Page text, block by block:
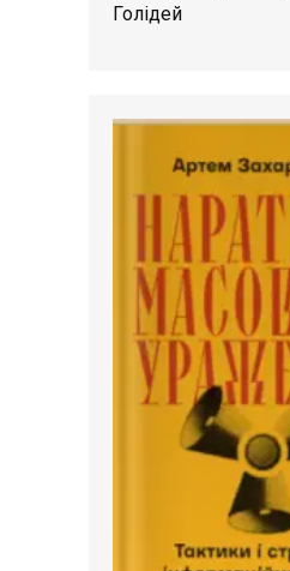
Голідей